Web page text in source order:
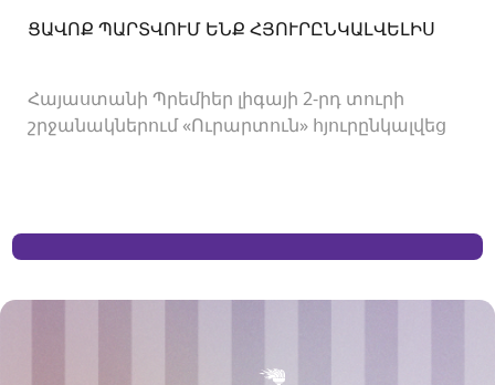
ՑԱՎՈՔ ՊԱՐՏՎՈՒՄ ԵՆՔ ՀՅՈՒՐԸՆԿԱԼՎԵԼԻՍ
Հայաստանի Պրեմիեր լիգայի 2-րդ տուրի
շրջանակներում «Ուրարտուն» հյուրընկալվեց